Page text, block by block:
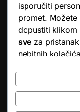
★★★★★
… Ono što me se
dobijem što sam
zove, samo otkažu
Stjepan D.M.
© Argus elektronika
isporučiti
promet.
dopustiti klikom
sve za
nebitnih